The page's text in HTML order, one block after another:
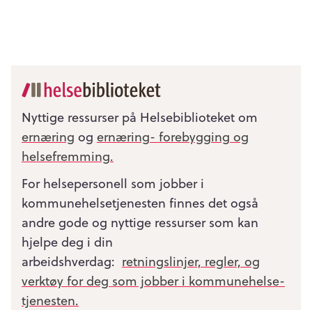
Nyttige ressurser på Helsebiblioteket om
ernæring og ernæring- forebygging og
helsefremming.
For helsepersonell som jobber i
kommunehelsetjenesten finnes det også
andre gode og nyttige ressurser som kan
hjelpe deg i din
arbeidshverdag: retningslinjer, regler, og
verktøy for deg som jobber i kommunehelse­
tjenesten.